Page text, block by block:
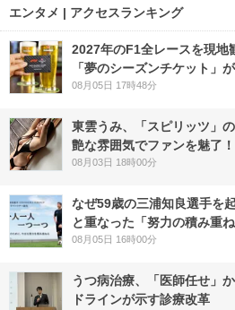
エンタメ | アクセスランキング
2027年のF1全レースを現地
「夢のシーズンチケット」
08月05日 17時48分
東雲うみ、「スピリッツ」
艶な雰囲気でファンを魅了！
08月03日 18時00分
なぜ59歳の三浦知良選手を
と重なった「努力の積み重ね
08月05日 16時00分
うつ病治療、「医師任せ」
ドラインが示す診療改革